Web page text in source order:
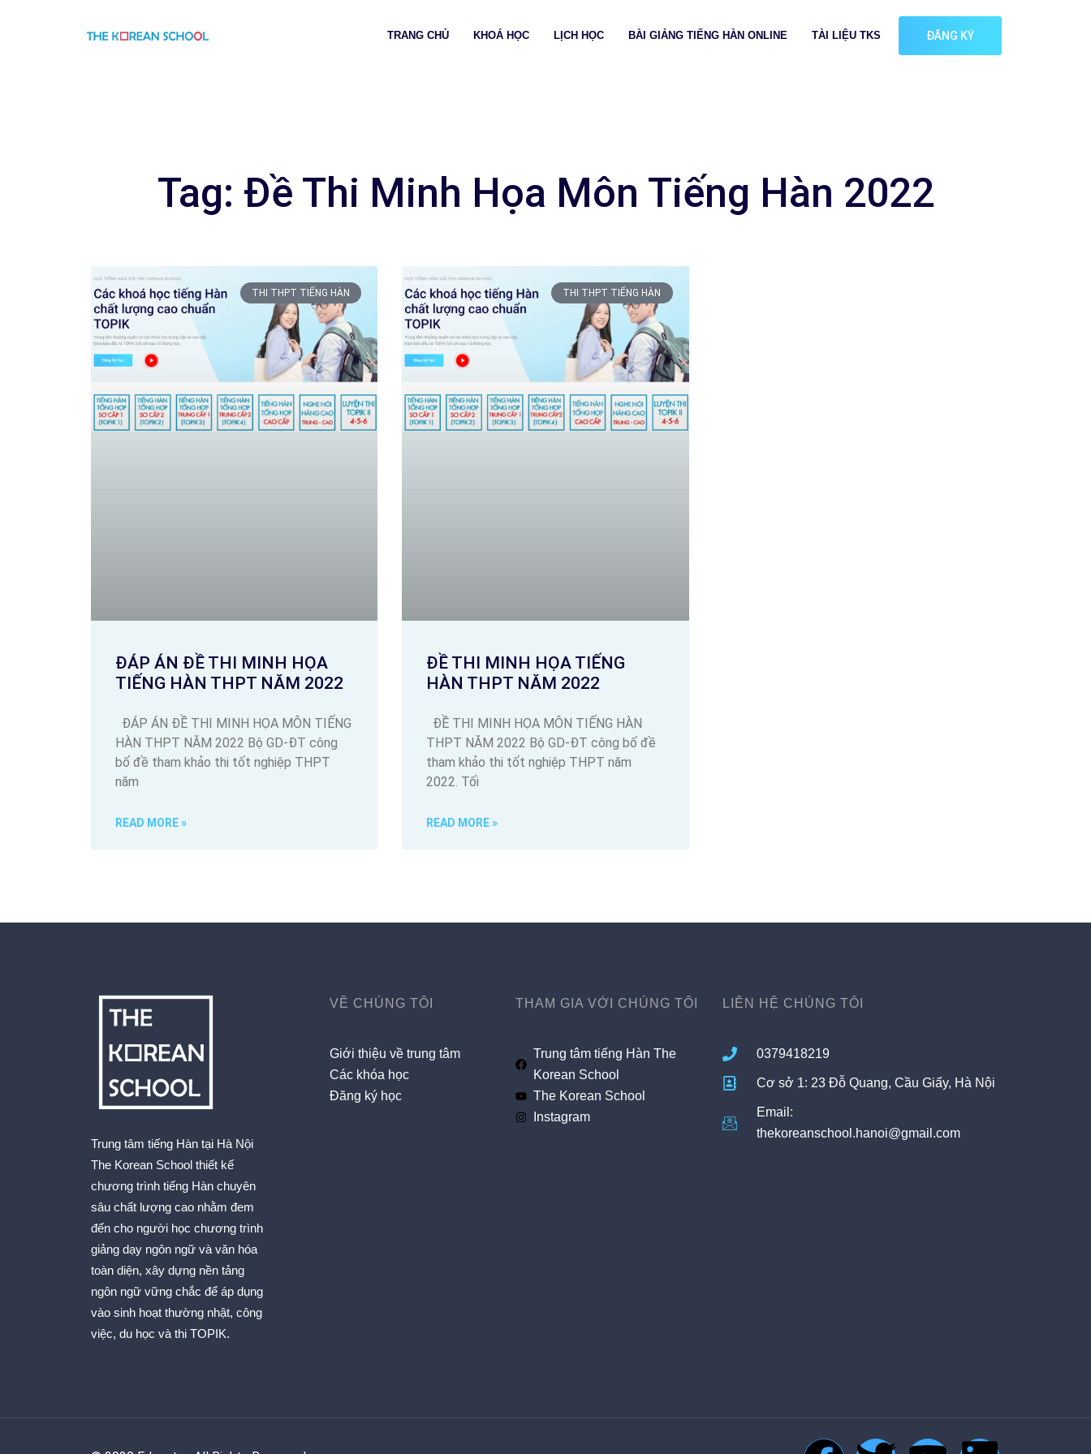
TRANG CHỦ KHOÁ HỌC LỊCH HỌC BÀI GIẢNG TIẾNG HÀN ONLINE TÀI LIỆU TKS ĐĂNG KÝ
Tag: Đề Thi Minh Họa Môn Tiếng Hàn 2022
THI THPT TIẾNG HÀN
ĐÁP ÁN ĐỀ THI MINH HỌA
TIẾNG HÀN THPT NĂM 2022
ĐÁP ÁN ĐỀ THI MINH HỌA MÔN TIẾNG
HÀN THPT NĂM 2022 Bộ GD-ĐT công
bố đề tham khảo thi tốt nghiệp THPT
năm
READ MORE »
THI THPT TIẾNG HÀN
ĐỀ THI MINH HỌA TIẾNG
HÀN THPT NĂM 2022
ĐỀ THI MINH HỌA MÔN TIẾNG HÀN
THPT NĂM 2022 Bộ GD-ĐT công bố đề
tham khảo thi tốt nghiệp THPT năm
2022. Tối
READ MORE »
Trung tâm tiếng Hàn tại Hà Nội
The Korean School thiết kế
chương trình tiếng Hàn chuyên
sâu chất lượng cao nhằm đem
đến cho người học chương trình
giảng dạy ngôn ngữ và văn hóa
toàn diện, xây dựng nền tảng
ngôn ngữ vững chắc để áp dụng
vào sinh hoạt thường nhật, công
việc, du học và thi TOPIK.
VỀ CHÚNG TÔI
Giới thiệu về trung tâm
Các khóa học
Đăng ký học
THAM GIA VỚI CHÚNG TÔI
Trung tâm tiếng Hàn The
Korean School
The Korean School
Instagram
LIÊN HỆ CHÚNG TÔI
0379418219
Cơ sở 1: 23 Đỗ Quang, Cầu Giấy, Hà Nội
Email:
thekoreanschool.hanoi@gmail.com